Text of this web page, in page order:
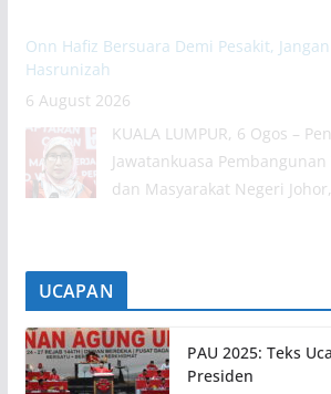
Onn Hafiz Bersuara Demi Pesakit,
Hasrunizah
6 August 2026
KUALA LUMPUR, 6 Ogos –
Jawatankuasa
dan Masyarakat Negeri
UCAPAN
PAU 2025: Teks
Presiden